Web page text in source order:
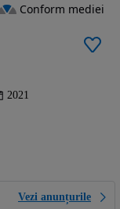
2021
Vezi anunțurile
Conform mediei